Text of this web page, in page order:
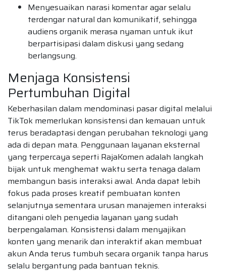
Menyesuaikan narasi komentar agar selalu
terdengar natural dan komunikatif, sehingga
audiens organik merasa nyaman untuk ikut
berpartisipasi dalam diskusi yang sedang
berlangsung.
Menjaga Konsistensi
Pertumbuhan Digital
Keberhasilan dalam mendominasi pasar digital melalui
TikTok memerlukan konsistensi dan kemauan untuk
terus beradaptasi dengan perubahan teknologi yang
ada di depan mata. Penggunaan layanan eksternal
yang terpercaya seperti RajaKomen adalah langkah
bijak untuk menghemat waktu serta tenaga dalam
membangun basis interaksi awal. Anda dapat lebih
fokus pada proses kreatif pembuatan konten
selanjutnya sementara urusan manajemen interaksi
ditangani oleh penyedia layanan yang sudah
berpengalaman. Konsistensi dalam menyajikan
konten yang menarik dan interaktif akan membuat
akun Anda terus tumbuh secara organik tanpa harus
selalu bergantung pada bantuan teknis.